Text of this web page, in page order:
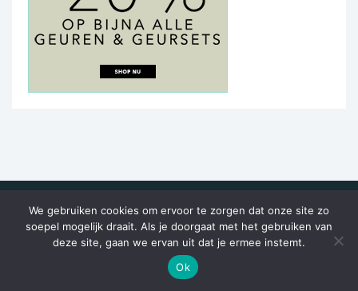
Parfum Vergelijking
We gebruiken cookies om ervoor te zorgen dat onze site zo
soepel mogelijk draait. Als je doorgaat met het gebruiken van
deze site, gaan we ervan uit dat je ermee instemt.
Ok